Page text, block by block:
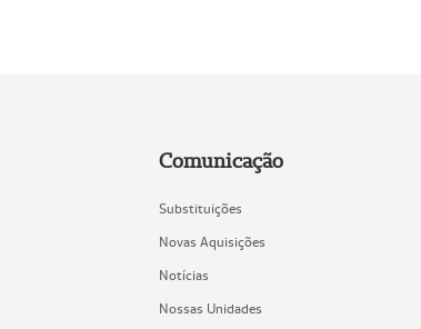
Comunicação
Substituições
Novas Aquisições
Notícias
Nossas Unidades